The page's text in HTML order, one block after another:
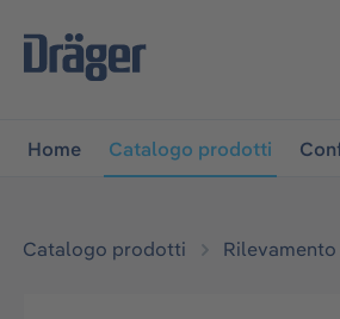
navigazione principale
Home Catalogo prodotti
Catalogo prodotti